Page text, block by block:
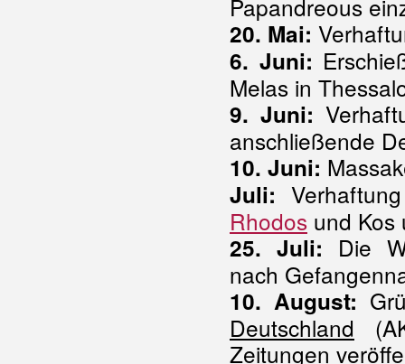
Papandreous
20. Mai:
6. Juni:
Melas in
9. Juni:
anschließende
10. Juni:
Juli:
Rhodos und Kos
25. Juli: Die
nach
10. August:
Deutschland
Zeitungen